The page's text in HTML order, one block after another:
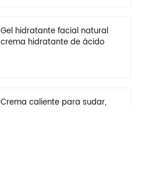
Gel hidratante facial natural
crema hidratante de ácido
Crema caliente para sudar,